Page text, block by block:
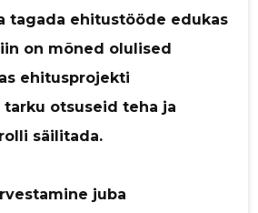
tagada ehitustööde edukas
on mõned olulised
ehitusprojekti
otsuseid teha ja
säilitada.
juba